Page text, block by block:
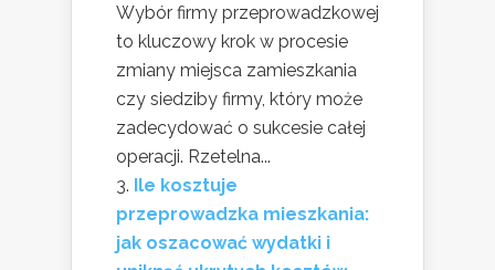
Wybór firmy przeprowadzkowej
to kluczowy krok w procesie
zmiany miejsca zamieszkania
czy siedziby firmy, który może
zadecydować o sukcesie całej
operacji. Rzetelna...
Ile kosztuje
przeprowadzka mieszkania:
jak oszacować wydatki i